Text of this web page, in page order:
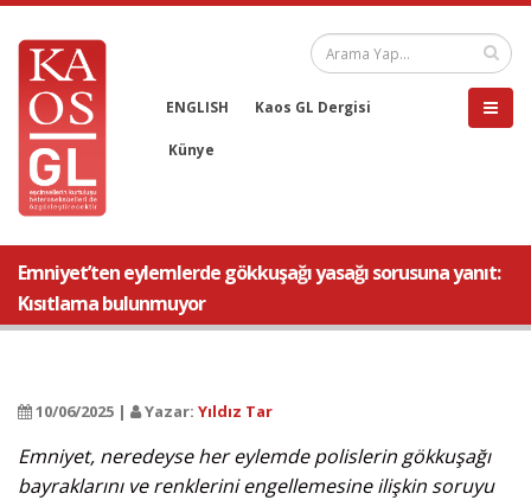
ENGLISH Kaos GL Dergisi
Künye
Emniyet’ten eylemlerde gökkuşağı yasağı sorusuna yanıt:
Kısıtlama bulunmuyor
10/06/2025 | Yazar: Yıldız Tar
Emniyet, neredeyse her eylemde polislerin gökkuşağı
bayraklarını ve renklerini engellemesine ilişkin soruyu